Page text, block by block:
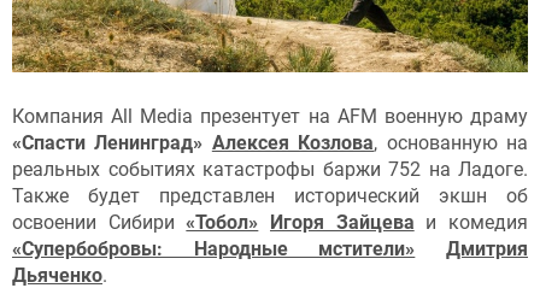
Компания All Media презентует на AFM военную драму
«Спасти Ленинград» Алексея Козлова, основанную на
реальных событиях катастрофы баржи 752 на Ладоге.
Также будет представлен исторический экшн об
освоении Сибири«Тобол» Игоря Зайцева и комедия
«Супербобровы: Народные мстители»
Дмитрия
Дьяченко.